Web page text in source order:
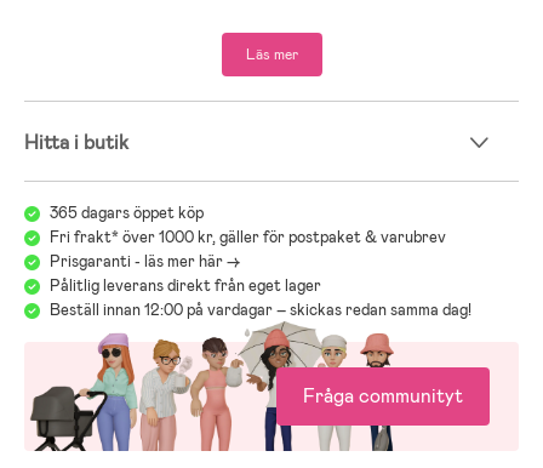
- Uppladdningsbart batteri ingår.
- Rekommenderad ålder: Från nyfödd.
Läs mer
Hitta i butik
365 dagars öppet köp
Fri frakt* över 1000 kr, gäller för postpaket & varubrev
Prisgaranti - läs mer här ->
Pålitlig leverans direkt från eget lager
Beställ innan 12:00 på vardagar – skickas redan samma dag!
Fråga communityt